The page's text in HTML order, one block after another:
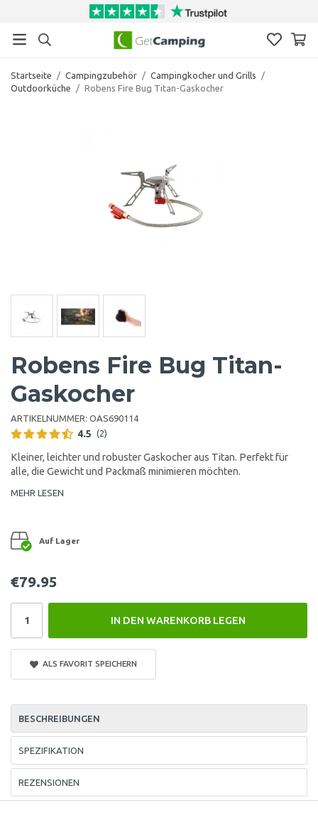
Startseite / Campingzubehör / Campingkocher und Grills
/
Outdoorküche
/ Robens Fire Bug Titan-Gaskocher
Robens Fire Bug Titan-
Gaskocher
ARTIKELNUMMER: OAS690114
4.5 (2)
Kleiner, leichter und robuster Gaskocher aus Titan. Perfekt für
alle, die Gewicht und Packmaß minimieren möchten.
MEHR LESEN
Auf Lager
€79.95
IN DEN WARENKORB LEGEN
ALS FAVORIT SPEICHERN
BESCHREIBUNGEN
SPEZIFIKATION
REZENSIONEN